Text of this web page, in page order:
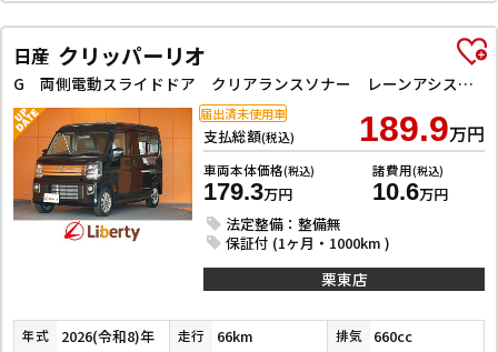
日産 クリッパーリオ
G 両側電動スライドドア クリアランスソナー レーンアシスト 衝突被害軽減システム オートライト スマートキー アイドリングストップ 電動格納ミラー シートヒーター ベンチシート AT ESC
支払総額(税込) 189.9万円
車両本体価格(税込)
179.3万円
諸費用(税込)
10.6万円
法定整備：整備無
保証付 (1ヶ月・1000km )
届出済未使用車
栗東店
年式 2026(令和8)年 走行 66km 排気 660cc